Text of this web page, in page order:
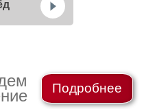
Подробнее